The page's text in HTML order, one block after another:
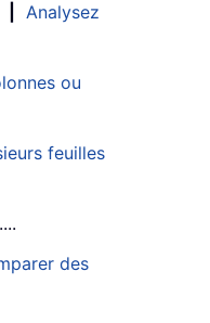
Analysez
ou
feuilles
....
des